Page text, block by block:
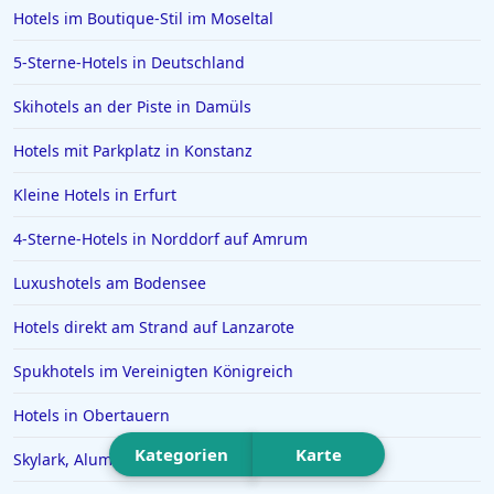
Hotels in Istanbul
Hotels in Willingen
Hotels auf Santorin
Hotels in Ludwigsburg
Hotels in Dierhagen
Hotels in Oslo
Hotels in Schleswig Holstein
Hotels in Lenggries
Kategorien Karte
Hotels im Boutique-Stil im Moseltal
5-Sterne-Hotels in Deutschland
Skihotels an der Piste in Damüls
Hotels mit Parkplatz in Konstanz
Kleine Hotels in Erfurt
4-Sterne-Hotels in Norddorf auf Amrum
Luxushotels am Bodensee
Hotels direkt am Strand auf Lanzarote
Spukhotels im Vereinigten Königreich
Hotels in Obertauern
Skylark, Aluma Hotels & Resorts